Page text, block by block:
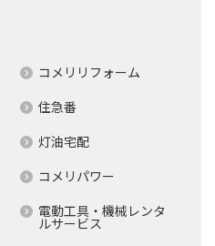
コメリリフォーム
住急番
灯油宅配
コメリパワー
電動工具・機械レンタ
ルサービス